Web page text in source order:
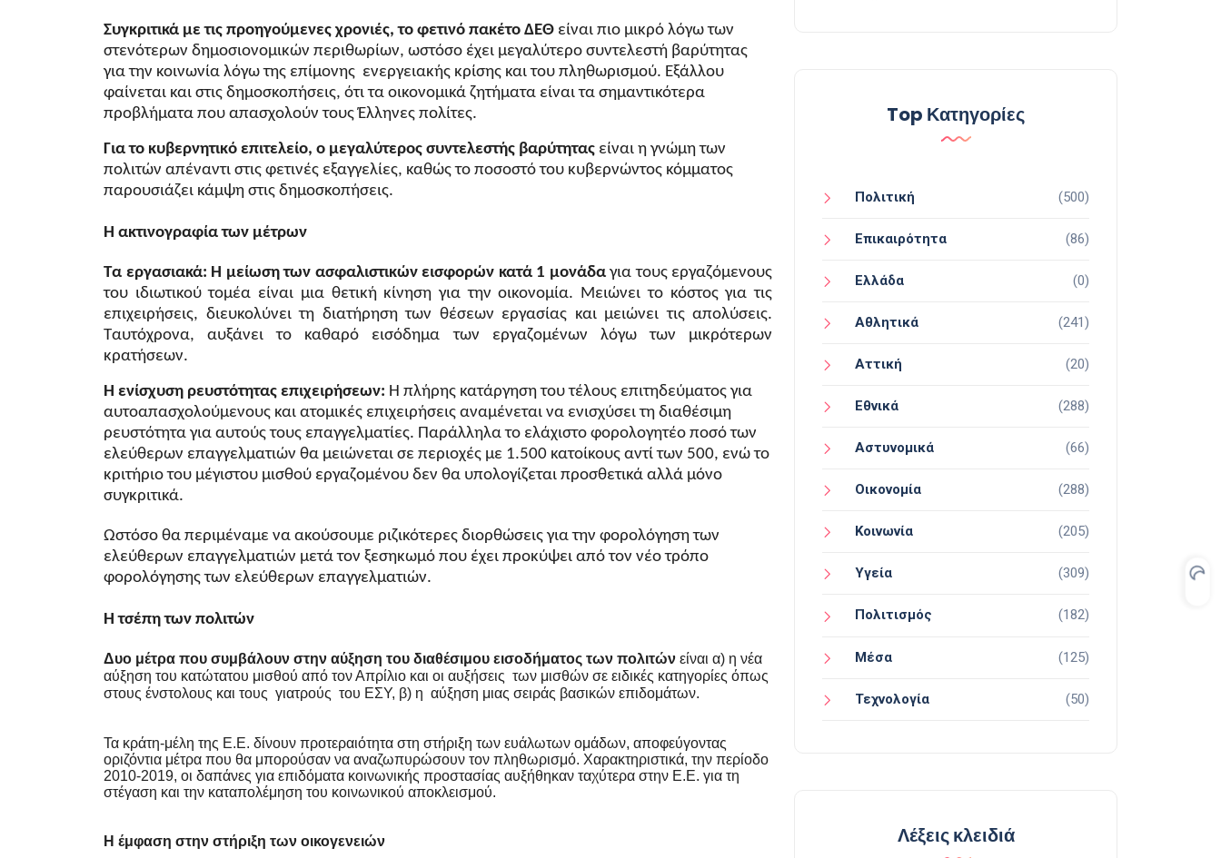
Συγκριτικά με τις προηγούμενες χρονιές, το φετινό πακέτο ΔΕΘ είναι πιο μικρό λόγω των
στενότερων δημοσιονομικών περιθωρίων, ωστόσο έχει μεγαλύτερο συντελεστή βαρύτητας
για την κοινωνία λόγω της επίμονης ενεργειακής κρίσης και του πληθωρισμού. Εξάλλου
φαίνεται και στις δημοσκοπήσεις, ότι τα οικονομικά ζητήματα είναι τα σημαντικότερα
προβλήματα που απασχολούν τους Έλληνες πολίτες.
Για το κυβερνητικό επιτελείο, ο μεγαλύτερος συντελεστής βαρύτητας είναι η γνώμη των
πολιτών απέναντι στις φετινές εξαγγελίες, καθώς το ποσοστό του κυβερνώντος κόμματος
παρουσιάζει κάμψη στις δημοσκοπήσεις.
Η ακτινογραφία των μέτρων
Τα εργασιακά: Η μείωση των ασφαλιστικών εισφορών κατά 1 μονάδα για τους εργαζόμενους
του ιδιωτικού τομέα είναι μια θετική κίνηση για την οικονομία. Μειώνει το κόστος για τις
επιχειρήσεις, διευκολύνει τη διατήρηση των θέσεων εργασίας και μειώνει τις απολύσεις.
Ταυτόχρονα, αυξάνει το καθαρό εισόδημα των εργαζομένων λόγω των μικρότερων
κρατήσεων.
Η ενίσχυση ρευστότητας επιχειρήσεων: Η πλήρης κατάργηση του τέλους επιτηδεύματος για
αυτοαπασχολούμενους και ατομικές επιχειρήσεις αναμένεται να ενισχύσει τη διαθέσιμη
ρευστότητα για αυτούς τους επαγγελματίες. Παράλληλα το ελάχιστο φορολογητέο ποσό των
ελεύθερων επαγγελματιών θα μειώνεται σε περιοχές με 1.500 κατοίκους αντί των 500, ενώ το
κριτήριο του μέγιστου μισθού εργαζομένου δεν θα υπολογίζεται προσθετικά αλλά μόνο
συγκριτικά.
Ωστόσο θα περιμέναμε να ακούσουμε ριζικότερες διορθώσεις για την φορολόγηση των
ελεύθερων επαγγελματιών μετά τον ξεσηκωμό που έχει προκύψει από τον νέο τρόπο
φορολόγησης των ελεύθερων επαγγελματιών.
Η τσέπη των πολιτών
Δυο μέτρα που συμβάλουν στην αύξηση του διαθέσιμου εισοδήματος των πολιτών είναι α) η νέα
αύξηση του κατώτατου μισθού από τον Απρίλιο και οι αυξήσεις των μισθών σε ειδικές κατηγορίες όπως
στους ένστολους και τους γιατρούς του ΕΣΥ, β) η αύξηση μιας σειράς βασικών επιδομάτων.
Τα κράτη-μέλη της Ε.Ε. δίνουν προτεραιότητα στη στήριξη των ευάλωτων ομάδων, αποφεύγοντας
οριζόντια μέτρα που θα μπορούσαν να αναζωπυρώσουν τον πληθωρισμό. Χαρακτηριστικά, την περίοδο
2010-2019, οι δαπάνες για επιδόματα κοινωνικής προστασίας αυξήθηκαν ταχύτερα στην Ε.Ε. για τη
στέγαση και την καταπολέμηση του κοινωνικού αποκλεισμού.
Η έμφαση στην στήριξη των οικογενειών
Top Κατηγορίες
Πολιτική (500)
Επικαιρότητα (86)
Ελλάδα (0)
Αθλητικά (241)
Αττική (20)
Εθνικά (288)
Αστυνομικά (66)
Οικονομία (288)
Κοινωνία (205)
Υγεία (309)
Πολιτισμός (182)
Μέσα (125)
Τεχνολογία (50)
Λέξεις κλειδιά